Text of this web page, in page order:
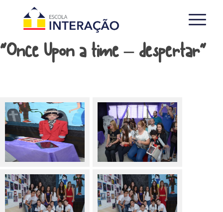
“Once Upon a time – despertar”